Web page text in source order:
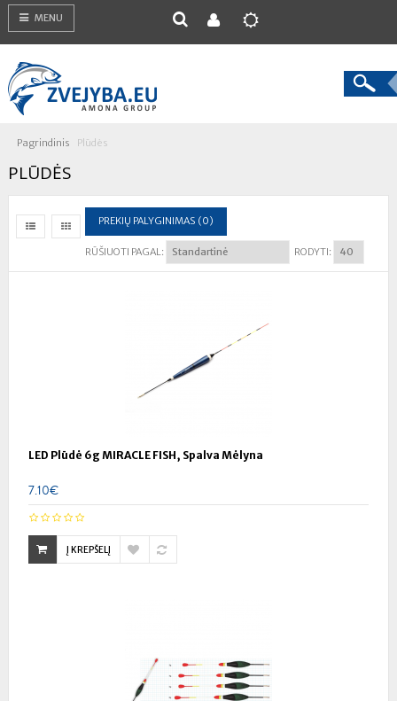
MENU
Pagrindinis Plūdės
PLŪDĖS
PREKIŲ PALYGINIMAS (0)
RŪŠIUOTI PAGAL: RODYTI:
LED Plūdė 6g MIRACLE FISH, Spalva Mėlyna
7.10€
Į KREPŠELĮ